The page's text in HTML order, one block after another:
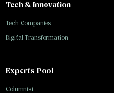
Tech & Innovation
Tech Companies
Digital Transformation
Experts Pool
Columnist